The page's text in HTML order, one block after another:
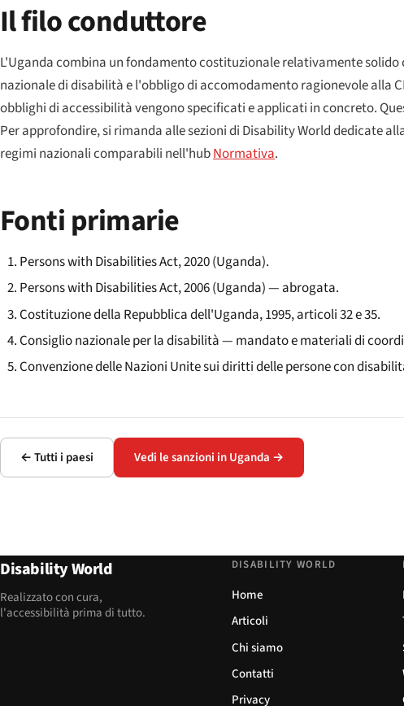
Il filo conduttore
L'Uganda combina un fondamento costituzionale relativamente
nazionale di disabilità e l'obbligo di accomodamento ragionevole alla
obblighi di accessibilità vengono specificati e applicati in concreto.
Per approfondire, si rimanda alle sezioni di Disability World dedicate
regimi nazionali comparabili nell'hubNormativa.
Fonti primarie
Persons with Disabilities Act, 2020 (Uganda).
Persons with Disabilities Act, 2006 (Uganda) — abrogata.
Costituzione della Repubblica dell'Uganda, 1995, articoli 32 e 35.
Consiglio nazionale per la disabilità — mandato e materiali di
Convenzione delle Nazioni Unite sui diritti delle persone con
← Tutti i paesi Vedi le sanzioni in Uganda →
Disability World
Realizzato con cura,
l'accessibilità prima di tutto.
DISABILITY WORLD
Home
Articoli
Chi siamo
Contatti
Privacy